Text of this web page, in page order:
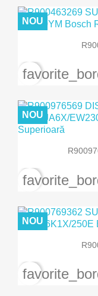
NOU
NOU
NOU